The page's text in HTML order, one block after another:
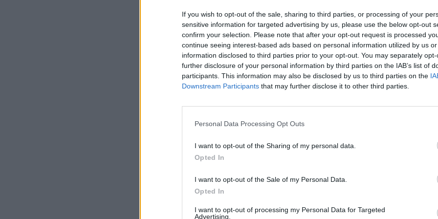
If you wish to opt-out of the sale, sharing to third parties, or processing of your
sensitive information for targeted advertising by us, please use the below opt-out
confirm your selection. Please note that after your opt-out request is processed
continue seeing interest-based ads based on personal information utilized by us
information disclosed to third parties prior to your opt-out. You may separately
further disclosure of your personal information by third parties on the IAB’s list of
participants. This information may also be disclosed by us to third parties on the
Downstream Participants that may further disclose it to other third parties.
Personal Data Processing Opt Outs
I want to opt-out of the Sharing of my personal data.
Opted In
I want to opt-out of the Sale of my Personal Data.
Opted In
I want to opt-out of processing my Personal Data for Targeted
Advertising.
Cím: Tóth
NESJU Kft.
Múzeum
7635
Telefon:
Weboldal:
Bemutatkozás: Galériánk Budapest
mellett található. Érdeklődési körünk: Antik
festészet,modern szobrok-kisplasztikák és
bútorok ,üveg ritkaságok. Árveréseinken
Hagyatékok,gyűjtemények felértékelésével